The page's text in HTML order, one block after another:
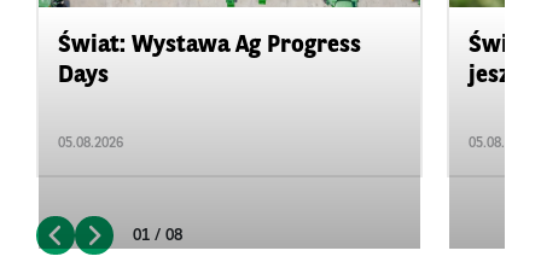
Świat: Wystawa Ag Progress
Days
05.08.2026
Świat:
05.08.2026
01 / 08